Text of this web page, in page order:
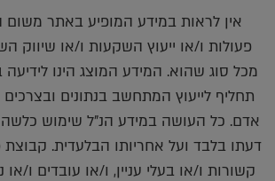
אין לראות במידע המופיע באתר משום
פעולות ו/או ייעוץ השקעות ו/או שיווק
מכל סוג שהוא. המידע המוצג הינו לידיעה
תחליף לייעוץ המתחשב בנתונים
אדם. כל העושה במידע הנ"ל שימוש
דעתו בלבד ועל אחריותו הבלעדית. קבוצת
קשורות ו/או בעלי עניין, ו/או עובדים ו/